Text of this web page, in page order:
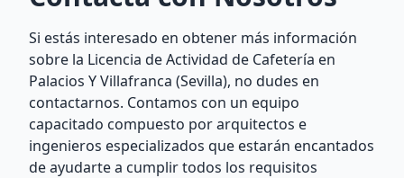
Si estás interesado en obtener más información
sobre la Licencia de Actividad de Cafetería en
Palacios Y Villafranca (Sevilla), no dudes en
contactarnos. Contamos con un equipo
capacitado compuesto por arquitectos e
ingenieros especializados que estarán encantados
de ayudarte a cumplir todos los requisitos